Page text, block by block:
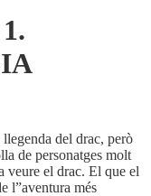
del drac, però
de personatges molt
veure el drac. El que el
l”aventura més